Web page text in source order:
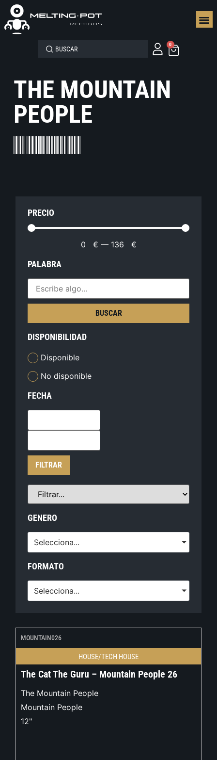
0
THE MOUNTAIN
PEOPLE
PRECIO
0 € — 136 €
PALABRA
BUSCAR
DISPONIBILIDAD
Disponible
No disponible
FECHA
FILTRAR
GENERO
Selecciona...
FORMATO
Selecciona...
MOUNTAIN026
HOUSE/TECH HOUSE
The Cat The Guru – Mountain People 26
The Mountain People
Mountain People
12"